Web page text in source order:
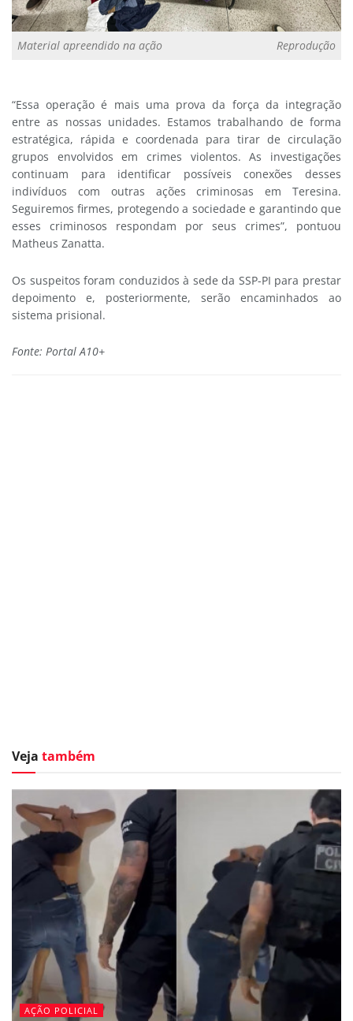
Material apreendido na ação Reprodução
“Essa operação é mais uma prova da força da integração
entre as nossas unidades. Estamos trabalhando de forma
estratégica, rápida e coordenada para tirar de circulação
grupos envolvidos em crimes violentos. As investigações
continuam para identificar possíveis conexões desses
indivíduos com outras ações criminosas em Teresina.
Seguiremos firmes, protegendo a sociedade e garantindo que
esses criminosos respondam por seus crimes”, pontuou
Matheus Zanatta.
Os suspeitos foram conduzidos à sede da SSP-PI para prestar
depoimento e, posteriormente, serão encaminhados ao
sistema prisional.
Fonte: Portal A10+
Veja também
AÇÃO POLICIAL